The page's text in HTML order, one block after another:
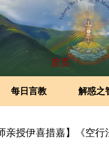
首页
每日言教 解惑之
亲授伊喜措嘉】《空